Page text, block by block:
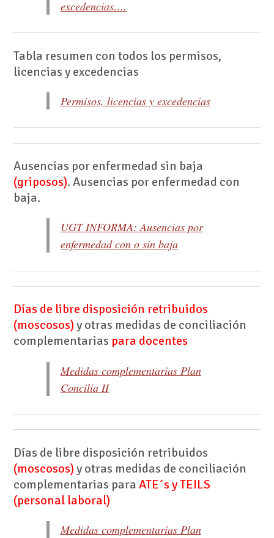
excedencias….
Tabla resumen con todos los permisos,
licencias y excedencias
Permisos, licencias y excedencias
Ausencias por enfermedad sin baja
(griposos). Ausencias por enfermedad con
baja.
UGT INFORMA: Ausencias por
enfermedad con o sin baja
Días de libre disposición retribuidos
(moscosos) y otras medidas de conciliación
complementarias para docentes
Medidas complementarias Plan
Concilia II
Días de libre disposición retribuidos
(moscosos) y otras medidas de conciliación
complementarias para ATE´s y TEILS
(personal laboral)
Medidas complementarias Plan